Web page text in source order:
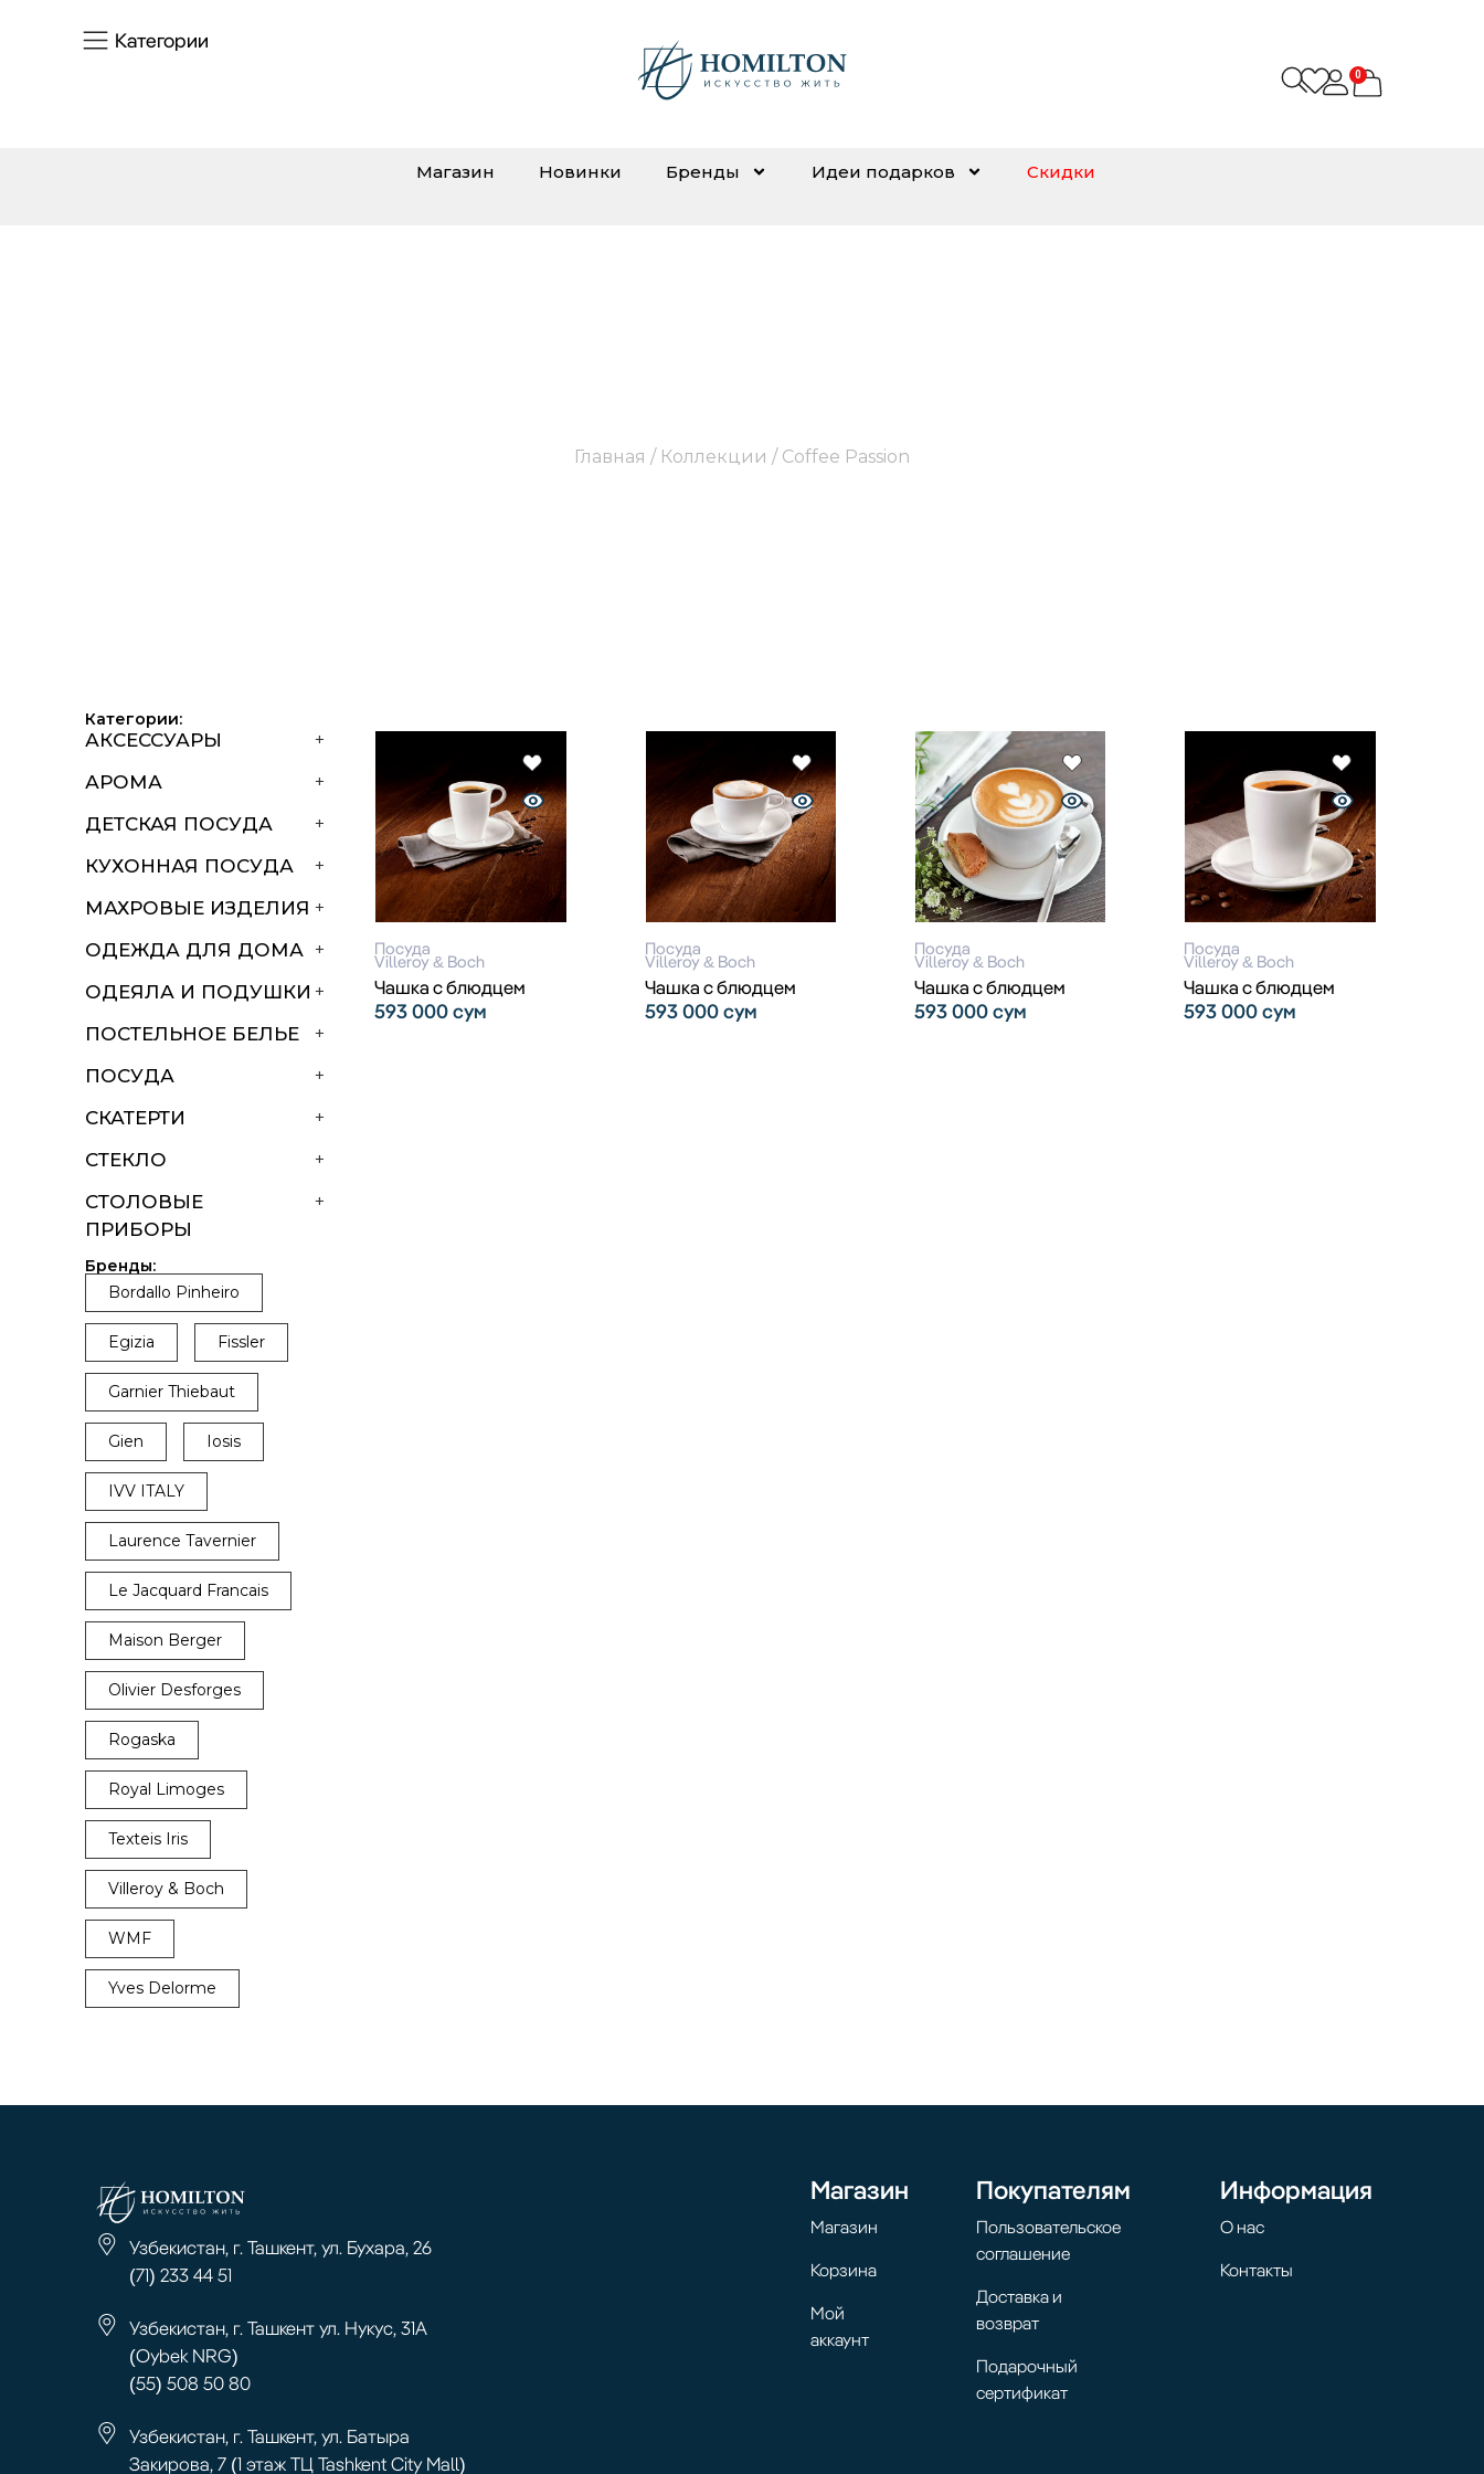
Категории
0
Магазин Новинки Бренды Идеи подарков Скидки
Главная / Коллекции / Coffee Passion
Категории:
+
АКСЕССУАРЫ
+
АРОМА
+
ДЕТСКАЯ ПОСУДА
+
КУХОННАЯ ПОСУДА
+
МАХРОВЫЕ ИЗДЕЛИЯ
+
ОДЕЖДА ДЛЯ ДОМА
+
ОДЕЯЛА И ПОДУШКИ
+
ПОСТЕЛЬНОЕ БЕЛЬЕ
+
ПОСУДА
+
СКАТЕРТИ
+
СТЕКЛО
+
СТОЛОВЫЕ
ПРИБОРЫ
Бренды:
Bordallo Pinheiro
Egizia Fissler
Garnier Thiebaut
Gien Iosis
IVV ITALY
Laurence Tavernier
Le Jacquard Francais
Maison Berger
Olivier Desforges
Rogaska
Royal Limoges
Texteis Iris
Villeroy & Boch
WMF
Yves Delorme
Посуда
Villeroy & Boch
Чашка с блюдцем
593 000сум
Посуда
Villeroy & Boch
Чашка с блюдцем
593 000сум
Посуда
Villeroy & Boch
Чашка с блюдцем
593 000сум
Посуда
Villeroy & Boch
Чашка с блюдцем
593 000сум
Узбекистан, г. Ташкент, ул. Бухара, 26
(71) 233 44 51
Узбекистан, г. Ташкент ул. Нукус, 31А
(Oybek NRG)
(55) 508 50 80
Узбекистан, г. Ташкент, ул. Батыра
Закирова, 7 (1 этаж ТЦ Tashkent City Mall)
Магазин
Магазин
Корзина
Мой
аккаунт
Покупателям
Пользовательское
соглашение
Доставка и
возврат
Подарочный
сертификат
Информация
О нас
Контакты